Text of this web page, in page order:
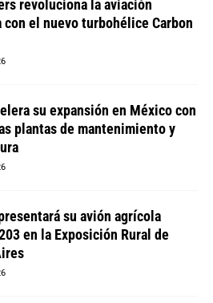
revoluciona la aviación
el nuevo turbohélice Carbon
su expansión en México con
plantas de mantenimiento y
su avión agrícola
en la Exposición Rural de